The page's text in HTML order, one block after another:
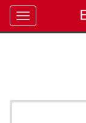
Toggle
navigation